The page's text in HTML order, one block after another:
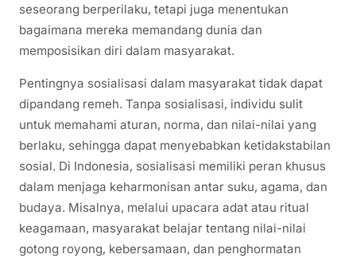
seseorang berperilaku, tetapi juga menentukan
bagaimana mereka memandang dunia dan
memposisikan diri dalam masyarakat.
Pentingnya sosialisasi dalam masyarakat tidak dapat
dipandang remeh. Tanpa sosialisasi, individu sulit
untuk memahami aturan, norma, dan nilai-nilai yang
berlaku, sehingga dapat menyebabkan ketidakstabilan
sosial. Di Indonesia, sosialisasi memiliki peran khusus
dalam menjaga keharmonisan antar suku, agama, dan
budaya. Misalnya, melalui upacara adat atau ritual
keagamaan, masyarakat belajar tentang nilai-nilai
gotong royong, kebersamaan, dan penghormatan